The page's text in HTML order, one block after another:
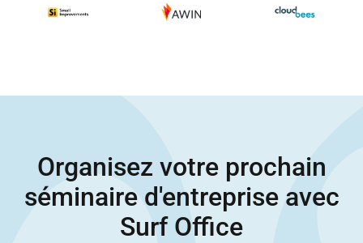
Organisez votre prochain
séminaire d'entreprise avec
Surf Office